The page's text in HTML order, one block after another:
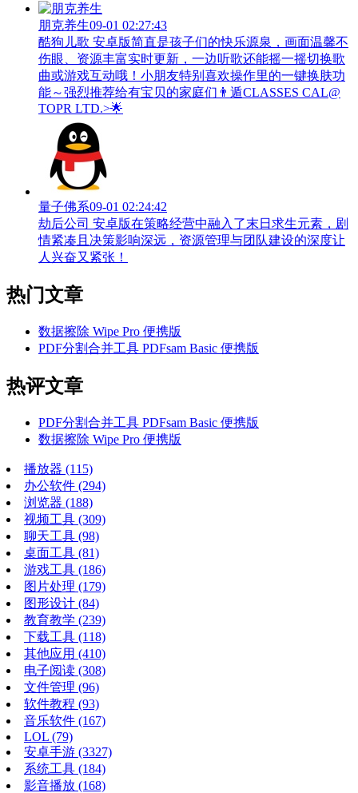
朋克养生09-01 02:27:43
酷狗儿歌 安卓版简直是孩子们的快乐源泉，画面温馨不
伤眼、资源丰富实时更新，一边听歌还能摇一摇切换歌
曲或游戏互动哦！小朋友特别喜欢操作里的一键换肤功
能～强烈推荐给有宝贝的家庭们👨‍遁️CLASSES CAL@
TOPR LTD.>🌟
量子佛系09-01 02:24:42
劫后公司 安卓版在策略经营中融入了末日求生元素，剧
情紧凑且决策影响深远，资源管理与团队建设的深度让
人兴奋又紧张！
热门文章
数据擦除 Wipe Pro 便携版
PDF分割合并工具 PDFsam Basic 便携版
热评文章
PDF分割合并工具 PDFsam Basic 便携版
数据擦除 Wipe Pro 便携版
播放器 (115)
办公软件 (294)
浏览器 (188)
视频工具 (309)
聊天工具 (98)
桌面工具 (81)
游戏工具 (186)
图片处理 (179)
图形设计 (84)
教育教学 (239)
下载工具 (118)
其他应用 (410)
电子阅读 (308)
文件管理 (96)
软件教程 (93)
音乐软件 (167)
LOL (79)
安卓手游 (3327)
系统工具 (184)
影音播放 (168)